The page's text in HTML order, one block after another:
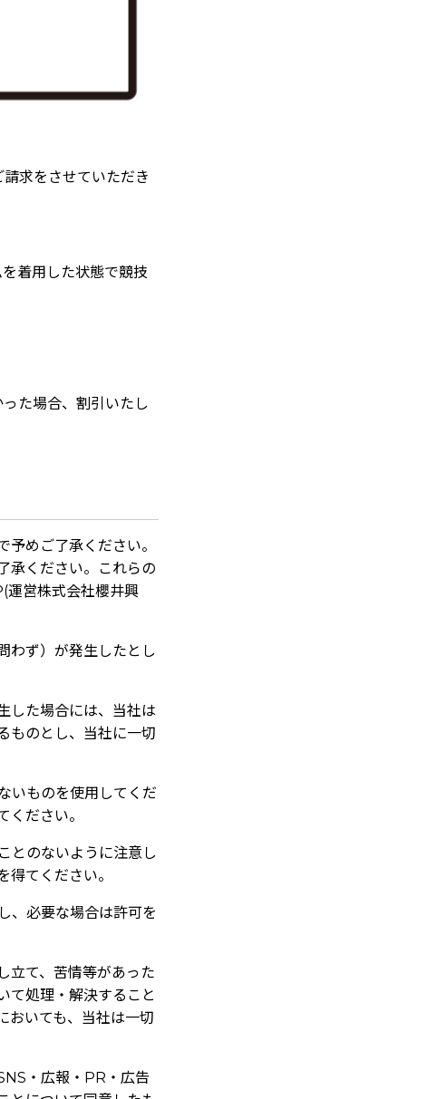
求をさせていただき
着用した状態で競技
た場合、割引いたし
めご了承ください。
承ください。これらの
運営株式会社櫻井興
わず）が発生したとし
した場合には、当社は
ものとし、当社に一切
いものを使用してくだ
ださい。
とのないように注意し
てください。
、必要な場合は許可を
立て、苦情等があった
て処理・解決すること
おいても、当社は一切
・広報・PR・広告